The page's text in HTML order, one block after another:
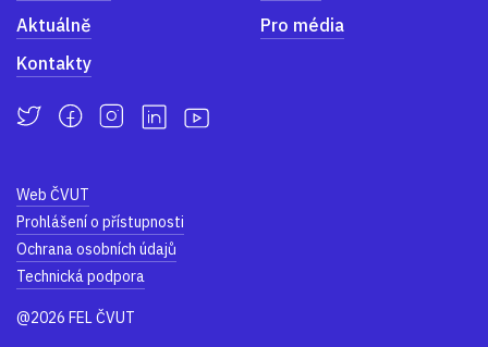
Aktuálně
Pro média
Kontakty
Web ČVUT
Prohlášení o přístupnosti
Ochrana osobních údajů
Technická podpora
@2026 FEL ČVUT